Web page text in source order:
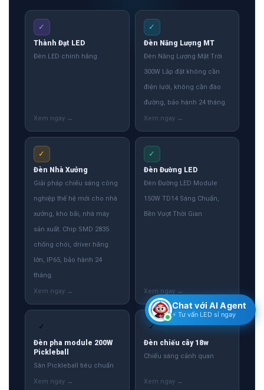
✓
Thành Đạt LED
Đèn LED chính hãng
✓
Đèn Năng Lượng MT
Đèn Năng Lượng Mặt Trời
300W Lắp đặt không cần
điện lưới, không cần đào
đường, bảo hành 24 tháng.
✓
Đèn Nhà Xưởng
Giải pháp chiếu sáng công
nghiệp thế hệ mới cho nhà
xưởng, kho bãi, nhà máy
sản xuất. Chip SMD 2835
chống chói, driver hãng
lớn, IP65, bảo hành 24
tháng.
✓
Đèn Đường LED
Đèn Đường LED Module
150W TD14 Sáng Chuẩn,
Bền Vượt Thời Gian
✓
Đèn pha module 200W
Pickleball
Sân Pickleball tiêu chuẩn
✓
Đèn chiếu cây 18w
Chiếu sáng cảnh quan
Chat với AI Agent
⚡ Tư vấn LED sỉ ngay